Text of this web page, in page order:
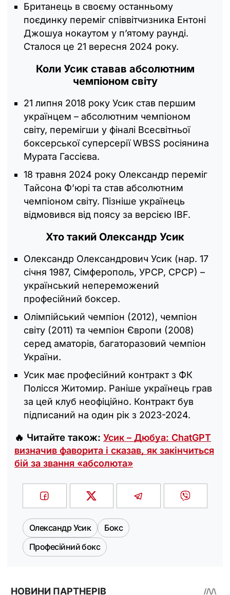
Британець в своєму останньому
поєдинку переміг співвітчизника Ентоні
Джошуа нокаутом у п’ятому раунді.
Сталося це 21 вересня 2024 року.
Коли Усик ставав абсолютним
чемпіоном світу
21 липня 2018 року Усик став першим
українцем – абсолютним чемпіоном
світу, перемігши у фіналі Всесвітньої
боксерської суперсерії WBSS росіянина
Мурата Гассієва.
18 травня 2024 року Олександр переміг
Тайсона Ф’юрі та став абсолютним
чемпіоном світу. Пізніше українець
відмовився від поясу за версією IBF.
Хто такий Олександр Усик
Олександр Олександрович Усик (нар. 17
січня 1987, Сімферополь, УРСР, СРСР) –
український непереможений
професійний боксер.
Олімпійський чемпіон (2012), чемпіон
світу (2011) та чемпіон Європи (2008)
серед аматорів, багаторазовий чемпіон
України.
Усик має професійний контракт з ФК
Полісся Житомир. Раніше українець грав
за цей клуб неофіційно. Контракт був
підписаний на один рік з 2023-2024.
🔥 Читайте також: Усик – Дюбуа: ChatGPT
визначив фаворита і сказав, як закінчиться
бій за звання «абсолюта»
Олександр Усик
Бокс
Професійний бокс